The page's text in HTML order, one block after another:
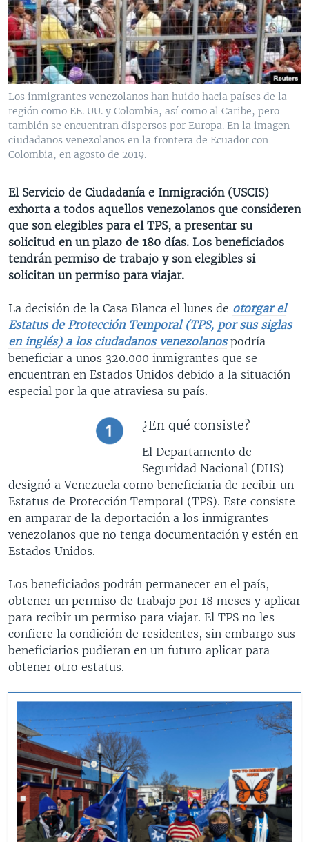
VENEZUELA
BRASIL
NICARAGUA
ECONOMÍA
ENTRETENIMIENTO Y CULTURA
TECNOLOGÍA
DEPORTES
CIENCIA Y SALUD
MULTIMEDIA
VIDEOS
FOTOGRAFÍA
AUDIOS
PROGRAMAS TV
EL MUNDO AL DÍA
FORO INTERAMERICANO
VISIÓN 360
LAS CLAVES
PANORAMA
RADIO
AVANCE INFORMATIVO
AUDIONOTICIAS
BUENOS DÍAS AMÉRICA
ESTADOS UNIDOS AL DÍA
EL MUNDO AL DÍA [RADIO]
FORO [RADIO]
DEPORTIVO INTERNACIONAL
NOTA ECONÓMICA
ENTRETENIMIENTO
DIRECT
DOCUMENTALES DE LA VOA
Learning English
SÍGANOS
Idiomas
Los inmigrantes venezolanos han huido hacia países de la
región como EE. UU. y Colombia, así como al Caribe, pero
también se encuentran dispersos por Europa. En la imagen
ciudadanos venezolanos en la frontera de Ecuador con
Colombia, en agosto de 2019.
El Servicio de Ciudadanía e Inmigración (USCIS)
exhorta a todos aquellos venezolanos que consideren
que son elegibles para el TPS, a presentar su
solicitud en un plazo de 180 días. Los beneficiados
tendrán permiso de trabajo y son elegibles si
solicitan un permiso para viajar.
La decisión de la Casa Blanca el lunes de otorgar el
Estatus de Protección Temporal (TPS, por sus siglas
en inglés) a los ciudadanos venezolanospodría
beneficiar a unos 320.000 inmigrantes que se
encuentran en Estados Unidos debido a la situación
especial por la que atraviesa su país.
¿En qué consiste?
El Departamento de
Seguridad Nacional (DHS)
designó a Venezuela como beneficiaria de recibir un
Estatus de Protección Temporal (TPS). Este consiste
en amparar de la deportación a los inmigrantes
venezolanos que no tenga documentación y estén en
Estados Unidos.
Los beneficiados podrán permanecer en el país,
obtener un permiso de trabajo por 18 meses y aplicar
para recibir un permiso para viajar. El TPS no les
confiere la condición de residentes, sin embargo sus
beneficiarios pudieran en un futuro aplicar para
obtener otro estatus.